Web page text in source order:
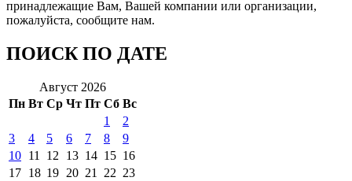
принадлежащие Вам, Вашей компании или организации,
пожалуйста, сообщите нам.
ПОИСК ПО ДАТЕ
Август 2026
Пн Вт Ср Чт Пт Сб Вс
1
2
3
4 5 6 7 8
9
10 11 12 13 14 15 16
17 18 19 20 21 22 23